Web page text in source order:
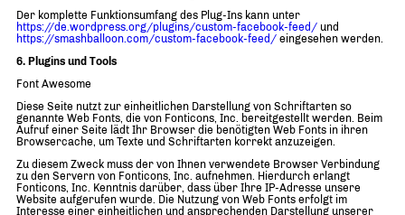
Der komplette Funktionsumfang des Plug-Ins kann unter
https://de.wordpress.org/plugins/custom-facebook-feed/ und
https://smashballoon.com/custom-facebook-feed/ eingesehen werden.
6. Plugins und Tools
Font Awesome
Diese Seite nutzt zur einheitlichen Darstellung von Schriftarten so
genannte Web Fonts, die von Fonticons, Inc. bereitgestellt werden. Beim
Aufruf einer Seite lädt Ihr Browser die benötigten Web Fonts in ihren
Browsercache, um Texte und Schriftarten korrekt anzuzeigen.
Zu diesem Zweck muss der von Ihnen verwendete Browser Verbindung
zu den Servern von Fonticons, Inc. aufnehmen. Hierdurch erlangt
Fonticons, Inc. Kenntnis darüber, dass über Ihre IP-Adresse unsere
Website aufgerufen wurde. Die Nutzung von Web Fonts erfolgt im
Interesse einer einheitlichen und ansprechenden Darstellung unserer